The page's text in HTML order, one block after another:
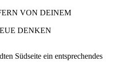
VON DEINEM
DENKEN
Südseite ein entsprechendes